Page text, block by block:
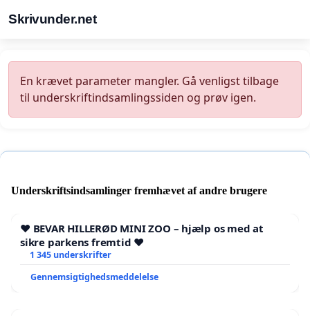
Skrivunder.net
En krævet parameter mangler. Gå venligst tilbage
til underskriftindsamlingssiden og prøv igen.
Underskriftsindsamlinger fremhævet af andre brugere
❤️ BEVAR HILLERØD MINI ZOO – hjælp os med at
sikre parkens fremtid ❤️
1 345 underskrifter
Gennemsigtighedsmeddelelse